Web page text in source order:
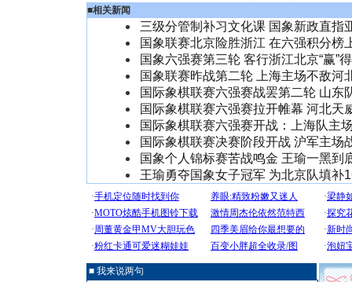
■相关新闻
三级分管制补习文化课 国象新政直指
国象联赛北京险胜浙江 在六强积分榜
国象六强赛第三轮 客行浙江北京“赢”
国象联赛昨战第二轮 上海主场不敌河
国际象棋联赛六强赛战罢第二轮 山东
国际象棋联赛六强赛拉开帷幕 河北天
国际象棋联赛六强赛开战：上海队主
国际象棋联赛决赛阶段开战 沪军主场
国象个人锦标赛苦战鸣金 王瑜一黑到
王瑜勇夺国象女子冠军 为北京队填补
■ 我来说两句